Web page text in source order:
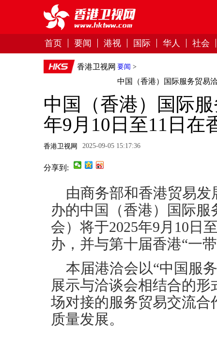
首页 要闻 港视 国际 华人 社会
香港卫视网 要闻 >
中国（香港）国际服务贸易
中国（香港）国际
年9月10日至11日在
香港卫视网 2025-09-05 15:17:36
分享到:
由商务部和香港贸易
办的中国（香港）国际
会）将于2025年9月10日
办，并与第十届香港“一
本届港洽会以“中国服
展示与洽谈会相结合的
场对接的服务贸易交流
质量发展。